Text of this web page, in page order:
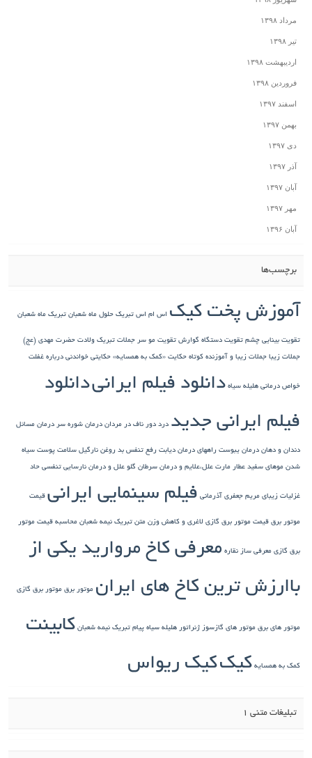
مرداد ۱۳۹۸
تیر ۱۳۹۸
اردیبهشت ۱۳۹۸
فروردین ۱۳۹۸
اسفند ۱۳۹۷
بهمن ۱۳۹۷
دی ۱۳۹۷
آذر ۱۳۹۷
آبان ۱۳۹۷
مهر ۱۳۹۷
آبان ۱۳۹۶
برچسب‌ها
آموزش پخت کیک اس ام اس تبریک حلول ماه شعبان تبریک ماه شعبان
تقویت بینایی چشم تقویت دستگاه گوارش تقویت مو سر جملات تبریک ولادت حضرت مهدی (عج)
جملات زیبا جملات زیبا و آموزنده کوتاه حکایت «کمک به همسایه» حکایتی خواندنی درباره غفلت
خواص درمانی هلیله سیاه دانلود فیلم ایرانیدانلود
فیلم ایرانی جدید درد دور ناف در مردان درمان شوره سر درمان مسائل
دندان و دهان درمان یبوست راههای درمان دیابت رفع تنفس بد روغن نارگیل سلامت پوست سیاه
شدن موهای سفید عطار مارت علل،علایم و درمان سرطان گلو علل و درمان نارسایی تنفسی حاد
غزلیات زیبای مریم جعفری آذرمانی فیلم سینمایی ایرانی قیمت
موتور برق قیمت موتور برق گازی لاغری و کاهش وزن متن تبریک نیمه شعبان محاسبه قیمت موتور
برق گازی معرفی ساز نقاره معرفی کاخ مروارید یکی از
باارزش ترین کاخ های ایران موتور برق موتور برق گازی
موتور های برق موتور های گازسوز ژنراتور هلیله سیاه پیام تبریک نیمه شعبان کابینت
کمک به همسایه کیککیک ریواس
تبلیغات متنی 1